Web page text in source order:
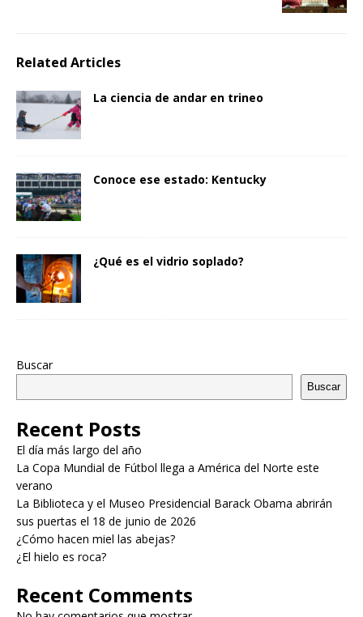
Related Articles
La ciencia de andar en trineo
Conoce ese estado: Kentucky
¿Qué es el vidrio soplado?
Buscar
Buscar
Recent Posts
El día más largo del año
La Copa Mundial de Fútbol llega a América del Norte este
verano
La Biblioteca y el Museo Presidencial Barack Obama abrirán
sus puertas el 18 de junio de 2026
¿Cómo hacen miel las abejas?
¿El hielo es roca?
Recent Comments